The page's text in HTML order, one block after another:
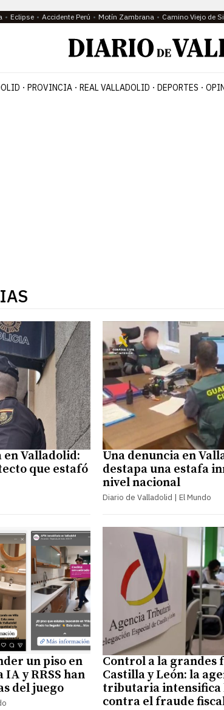
Eclipse Accidente Perú Motín Zambrana Camino Viejo de
PROVINCIA REAL VALLADOLID DEPORTES
Valladolid:
que estafó
Una denuncia en
destapa una estafa
nivel nacional
Diario de Valladolid | El Mundo
un piso en
y RRSS han
del juego
Control a la grandes
Castilla y León: la
tributaria intensifica
contra el fraude